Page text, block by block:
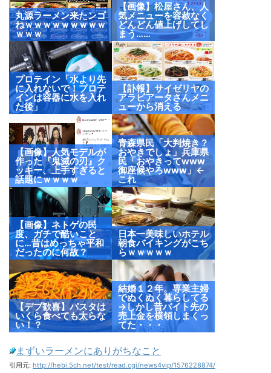
丸源ラーメン来たンゴ
ねｗｗｗｗｗｗｗｗｗ
ｗｗｗ
【画像】松屋さん、人
気メニューを容赦なく
どんどん値上げしてし
まう……
プロテイン「水より先
に入れないで！プロテ
インは容器に水を入れ
た後」
【訃報】サイゼリヤの
アラビアータさんメニ
ューから消える
【画像】人気モデルが
作った『鬼滅の刃』ク
ッキー、上手すぎると
話題にｗｗｗｗ
青森県民「大判焼き？
おやきでしょ」兵庫県
民「おやきってwww
御座候やろwww」←
これ
【画像】ネトゲの民
度、ガチで酷いこと
に…昔はめっちゃ平和
だったのに何故？
日本一美味しいホテル
朝食バイキングがこち
らｗｗｗｗｗ
【デブ歓喜】パスタは
いくら食べても太らな
い！？
結婚１２年。専業主婦
でぬくぬく暮らしてる
→しかし昔バイト先の
売上金を横領しまくっ
てた・・・
まずいラーメンにありがちなこと
引用元: http://hebi.5ch.net/test/read.cgi/news4vip/1576228874/